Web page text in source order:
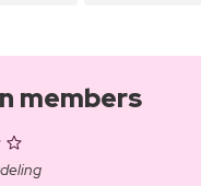
members